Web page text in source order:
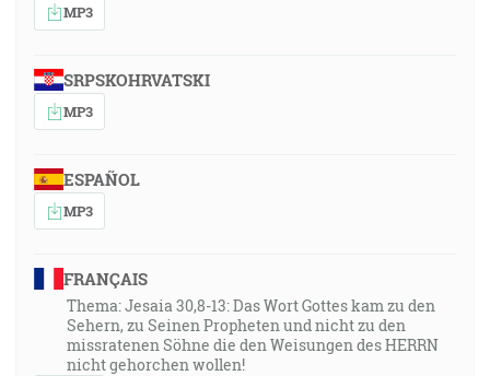
MP3
SRPSKOHRVATSKI
MP3
ESPAÑOL
MP3
FRANÇAIS
Thema: Jesaia 30,8-13: Das Wort Gottes kam zu den
Sehern, zu Seinen Propheten und nicht zu den
missratenen Söhne die den Weisungen des HERRN
nicht gehorchen wollen!